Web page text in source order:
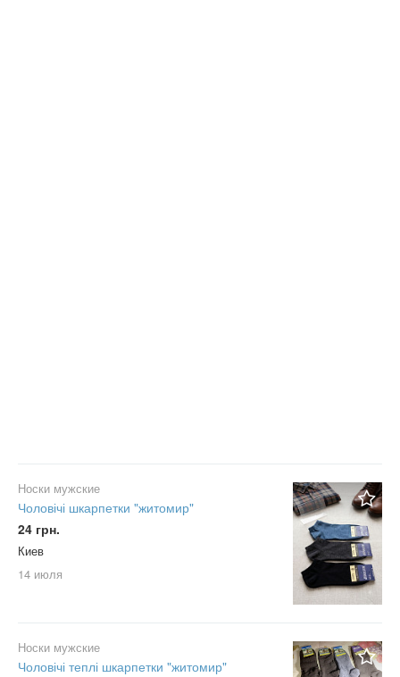
Носки мужские
Чоловічі шкарпетки "житомир"
24 грн.
Киев
14 июля
Носки мужские
Чоловічі теплі шкарпетки "житомир"